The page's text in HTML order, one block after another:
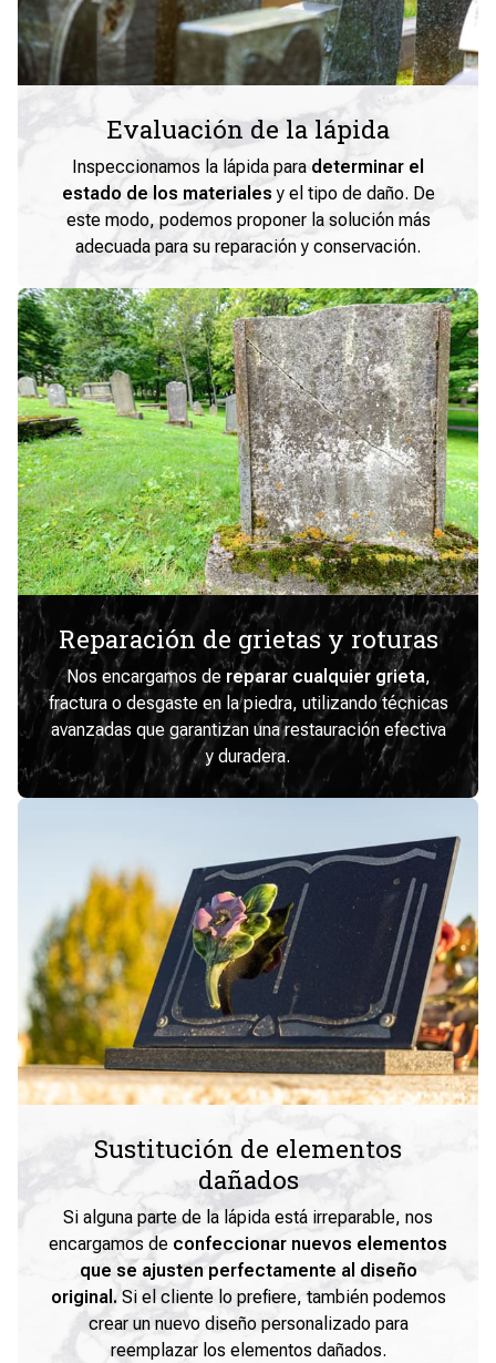
Evaluación de la lápida
Inspeccionamos la lápida para determinar el
estado de los materiales y el tipo de daño. De
este modo, podemos proponer la solución más
adecuada para su reparación y conservación.
Reparación de grietas y roturas
Nos encargamos de reparar cualquier grieta,
fractura o desgaste en la piedra, utilizando técnicas
avanzadas que garantizan una restauración efectiva
y duradera.
Sustitución de elementos
dañados
Si alguna parte de la lápida está irreparable, nos
encargamos de confeccionar nuevos elementos
que se ajusten perfectamente al diseño
original.Si el cliente lo prefiere, también podemos
crear un nuevo diseño personalizado para
reemplazar los elementos dañados.